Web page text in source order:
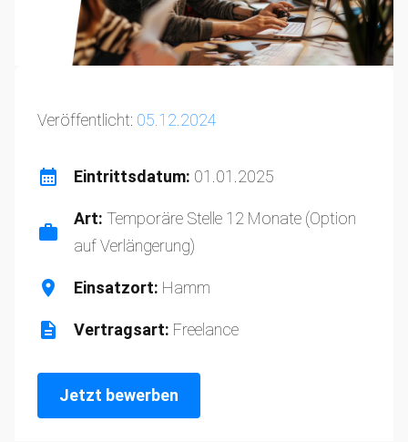
Veröffentlicht: 05.12.2024
Eintrittsdatum: 01.01.2025
Art: Temporäre Stelle 12 Monate (Option
auf Verlängerung)
Einsatzort: Hamm
Vertragsart: Freelance
Jetzt bewerben